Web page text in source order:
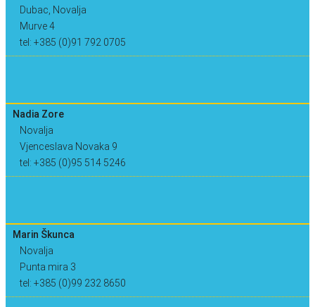
Dubac, Novalja
Murve 4
tel: +385 (0)91 792 0705
Nadia Zore
Novalja
Vjenceslava Novaka 9
tel: +385 (0)95 514 5246
Marin Škunca
Novalja
Punta mira 3
tel: +385 (0)99 232 8650